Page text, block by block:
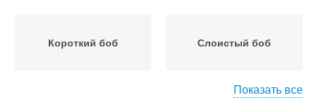
Короткий боб Слоистый боб
Показать все